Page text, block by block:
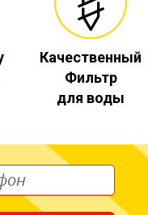
Качественный
Фильтр
для воды